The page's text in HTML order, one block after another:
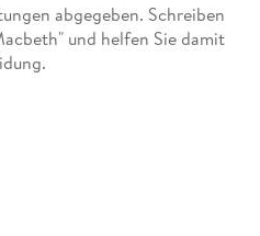
abgegeben. Schreiben
und helfen Sie damit